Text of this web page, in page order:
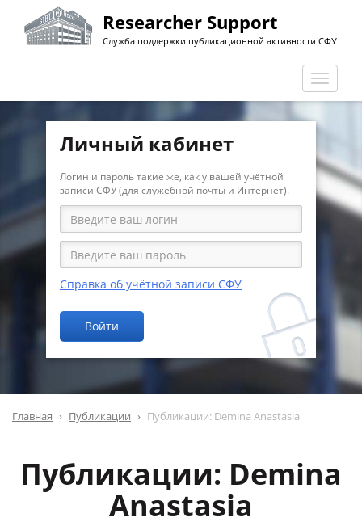
Перейти
основному
Researcher Support
Служба поддержки публикационной активности СФУ
Личный кабинет
Логин и пароль такие же, как у вашей учётной
записи СФУ (для служебной почты и Интернет).
Справка об учётной записи СФУ
Войти
Главная Публикации Публикации: Demina Anastasia
Публикации: Demina
Anastasia